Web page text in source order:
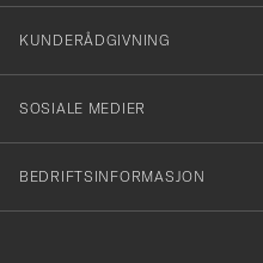
nyhetsbrev!
KUNDERÅDGIVNING
SOSIALE MEDIER
BEDRIFTSINFORMASJON